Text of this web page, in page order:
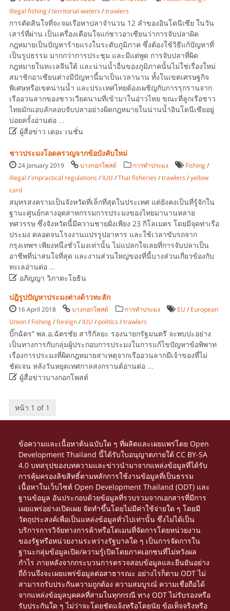
Illegal fishing/territorial waters/trawlers
การตัดสินใจที่จะจมเรือหาปลาจำนวน 12 ลำของอินโดนีเซีย ในวัน
เสาร์ที่ผ่าน เป็นเครื่องเตือนใจแก่ชาวอาเซียนว่าการจับปลาผิด
กฎหมายเป็นปัญหาร้ายแรงในระดับภูมิภาค ซึ่งต้องใช้วิธีแก้ปัญหาที่
เป็นรูปธรรม มากกว่าการประชุม และมีแต่พูด การจับปลาที่ผิด
กฎหมายในทะเลจีนใต้ และน่านน้ำอื่นของภูมิภาคนั้นไม่ใช่เรื่องใหม่
สมาชิกอาเซียนต่างมีปัญหานี้มาเป็นเวลานาน ทั้งในเขตเศรษฐกิจ
พิเศษหรือเขตน่านน้ำ และประเทศไทยต้องเผชิญกับการรุกรานจาก
เรืออวนลากของชาวเวียดนามที่เข้ามาในอ่าวไทย ขณะที่ลูกเรือชาว
ไทยมักแอบลักลอบจับปลาอย่างผิดกฎหมายในน่านน้ำอินโดนีเซียอยู่
บ่อยครั้งอ่านต่อ ...
ผู้สื่อข่าว เดอะ เนชั่น
ชาวประมงโอดครวญจากข้อบังคับใหม่
24 January 2019 บางกอกโพสต์ การทำประมง Fishing/
illegal / impractical regulations/ IUU /Thai fisheries/trawlers/yellow
card
สมุทรสงครามเป็นจังหวัดที่เล็กที่สุดในประเทศ แต่ยังคงเป็นที่รู้จักใน
ฐานะศูนย์กลางอุตสาหกรรมการประมงของไทยมานานหลาย
ทศวรรษ ซึ่งจังหวัดนี้มีความชายฝั่งเพียง 23 กิโลเมตร โดยมีจุดท่าเรือ
ประมง ตลอดจนโรงงานแปรรูปอาหาร และใช้เวลาขับรถจาก
กรุงเทพฯ เพียงหนึ่งชั่วโมงเท่านั้น ไม่แปลกใจเลยที่การจับปลาเป็น
อาชีพที่น่าสนใจที่สุด และงานส่วนใหญ่ของที่นี้บางส่วนเกี่ยวข้องกับ
ทะเลอ่านต่อ ...
อภิญญา วิภาตะโยธิน
ปฎิรูปปัญหาประมงต่างด้าวทะลัก
16 April 2018 บางกอกโพสต์ การทำประมง EU / European
Union/ Fishing/foreign/ IUU / politics/trawlers
บิ๊กฉัตร” พล.อ.ฉัตรชัย สาริกัลยะ รองนายกรัฐมนตรี จะพบปะอย่าง
เป็นทางการกับกลุ่มผู้ประกอบการประมงในการแก้ไขปัญหาข้อพิพาท
เรื่องการประมงที่ผิดกฎหมายสาเหตุจากเรืออวนลากมีเจ้าของที่ไม่
ชัดเจน หลังวันหยุดเทศกาลสงกรานต์อ่านต่อ ...
ผู้สื่อข่าวบางกอกโพสต์
หน้า 1 of 1
ข้อความและเนื้อหาต้นฉบับใด ๆ ที่ผลิตและเผยแพร่โดย Open
Development Thailand นี้ได้รับใบอนุญาตภายใต้CC BY-SA
4.0 บทสรุปของบทความและข่าวนำมาจากแหล่งข้อมูลที่ได้รับ
การคุ้มครองลิขสิทธิ์ตามหลักการใช้งานข้อมูลที่เป็นธรรม
เนื้อหาในเว็บไซต์ Open Development Thailand (ODT) และ
ฐานข้อมูล อันประกอบด้วยข้อมูลที่รวบรวมจากเอกสารที่มีการ
เผยแพร่อย่างเปิดเผย จัดทำขึ้นโดยไม่มีค่าใช้จ่ายใด ๆ โดยมี
วัตถุประสงค์เพื่อเป็นแหล่งข้อมูลทั่วไปเท่านั้น ซึ่งไม่ได้เป็น
บริการการวิจัยทางการค้าหรือโดเมนที่จัดการโดยหน่วยงาน
ของรัฐหรือหน่วยงานระหว่างรัฐบาลใด ๆ เป็นการจัดการใน
ฐานะกลุ่มข้อมูลเปิด/ความรู้เปิดโดยภาคเอกชนที่ไม่หวังผล
กำไร ภายหลังจากกระบวนการตรวจสอบข้อมูลและยืนยันอย่าง
ถี่ถ้วนจึงจะเผยแพร่ข้อมูลต่อสาธารณะ อย่างไรก็ตาม ODT ไม่
สามารถรับประกันความถูกต้อง ความสมบูรณ์ ความเชื่อถือได้
จากแหล่งข้อมูลบุคคลที่สามในทุกกรณี ทาง ODT ไม่รับรองหรือ
รับประกันใด ๆ ไม่ว่าจะโดยชัดแจ้งหรือโดยนัย ข้อเท็จจริงหรือ